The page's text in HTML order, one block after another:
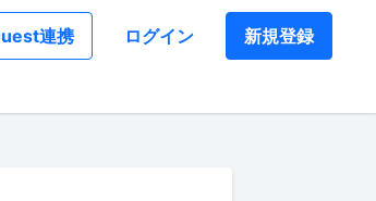
連携 ログイン 新規登録